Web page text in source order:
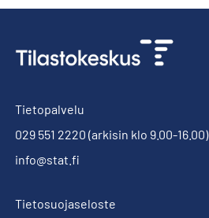
Tietopalvelu
029 551 2220 (arkisin klo 9.00-16.00)
info@stat.fi
Tietosuojaseloste